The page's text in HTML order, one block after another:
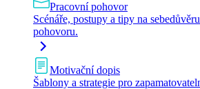
Pracovní pohovor
Scénáře, postupy a tipy na
pohovoru.
Motivační dopis
Šablony a strategie pro